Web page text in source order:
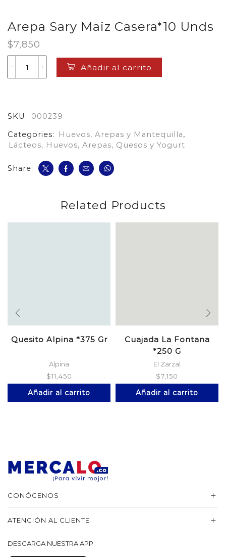
Arepa Sary Maiz Casera*10 Unds
$7,850
Arepa
Sary
cantidad
Añadir al carrito
SKU:
000239
Categories:
Huevos, Arepas y Mantequilla,
Lácteos, Huevos, Arepas, Quesos y Yogurt
Share:
Related Products
Quesito Alpina *375 Gr
Alpina
$11,450
Añadir al carrito
Cuajada La Fontana
*250 G
El Zarzal
$7,150
Añadir al carrito
CONÓCENOS
ATENCIÓN AL CLIENTE
DESCARGA NUESTRA APP